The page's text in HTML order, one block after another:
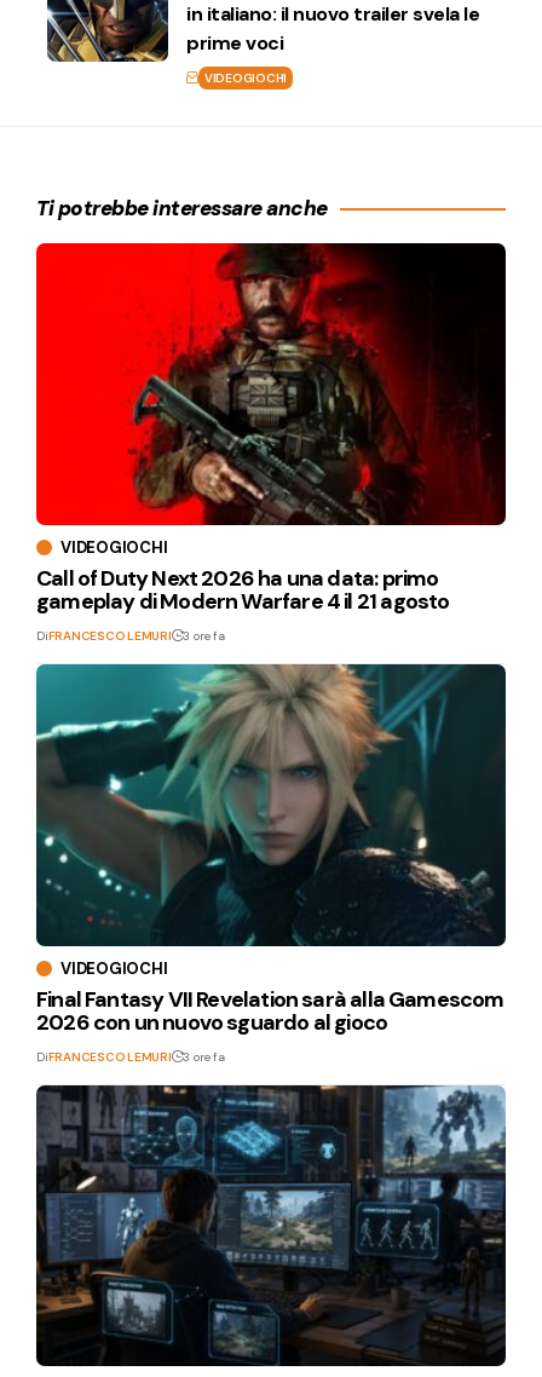
in italiano: il nuovo trailer svela le
prime voci
VIDEOGIOCHI
Ti potrebbe interessare anche
VIDEOGIOCHI
Call of Duty Next 2026 ha una data: primo
gameplay di Modern Warfare 4 il 21 agosto
DiFRANCESCO LEMURI 3 ore fa
VIDEOGIOCHI
Final Fantasy VII Revelation sarà alla Gamescom
2026 con un nuovo sguardo al gioco
DiFRANCESCO LEMURI 3 ore fa